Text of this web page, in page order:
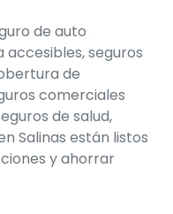
de auto
accesibles, seguros
de
comerciales
de salud,
Salinas están listos
y ahorrar